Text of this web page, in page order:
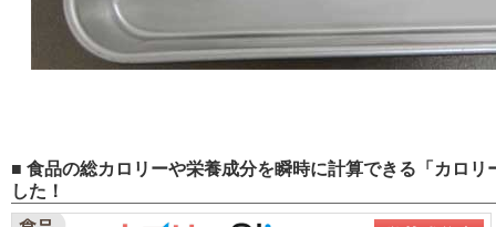
■ 食品の総カロリーや栄養成分を瞬時に計算できる「カロ
した！